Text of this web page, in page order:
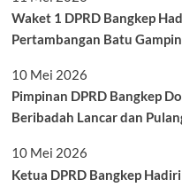
Waket 1 DPRD Bangkep
Pertambangan Batu
10 Mei 2026
Pimpinan DPRD Bangkep
Beribadah Lancar dan
10 Mei 2026
Ketua DPRD Bangkep